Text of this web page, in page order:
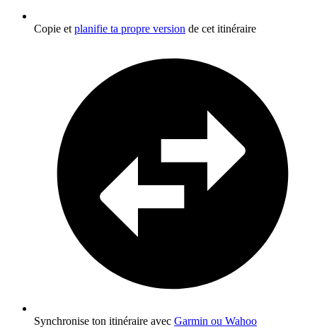
Copie et planifie ta propre version de cet itinéraire
Synchronise ton itinéraire avec Garmin ou Wahoo